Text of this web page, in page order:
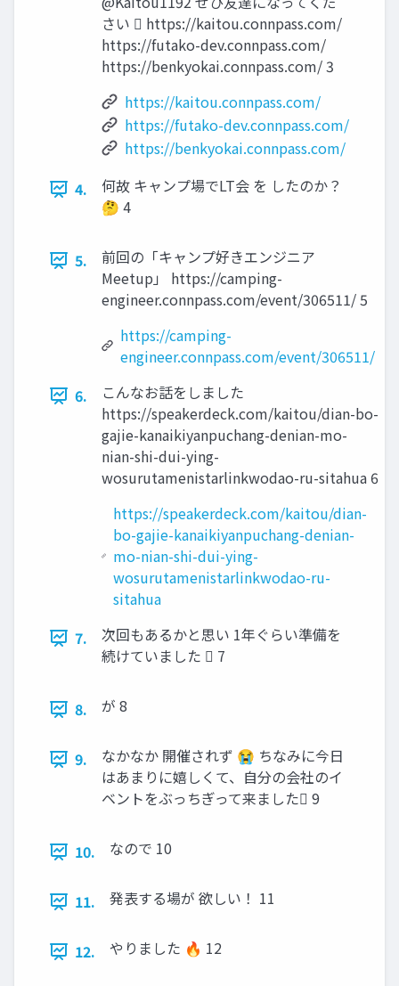
さい 󰚦 https://kaitou.connpass.com/
https://futako-dev.connpass.com/
https://benkyokai.connpass.com/ 3
https://kaitou.connpass.com/
https://futako-dev.connpass.com/
https://benkyokai.connpass.com/
4.
何故 キャンプ場でLT会 を したのか？
🤔 4
5.
前回の「キャンプ好きエンジニア
Meetup」 https://camping-
engineer.connpass.com/event/306511/ 5
https://camping-
engineer.connpass.com/event/306511/
6.
こんなお話をしました
https://speakerdeck.com/kaitou/dian-bo-
gajie-kanaikiyanpuchang-denian-mo-
nian-shi-dui-ying-
wosurutamenistarlinkwodao-ru-sitahua 6
https://speakerdeck.com/kaitou/dian-
bo-gajie-kanaikiyanpuchang-denian-
mo-nian-shi-dui-ying-
wosurutamenistarlinkwodao-ru-
sitahua
7.
次回もあるかと思い 1年ぐらい準備を
続けていました 󰞦 7
8. が 8
9.
なかなか 開催されず 😭 ちなみに今日
はあまりに嬉しくて、自分の会社のイ
ベントをぶっちぎって来ました󰢙 9
10. なので 10
11. 発表する場が 欲しい！ 11
12. やりました 🔥 12